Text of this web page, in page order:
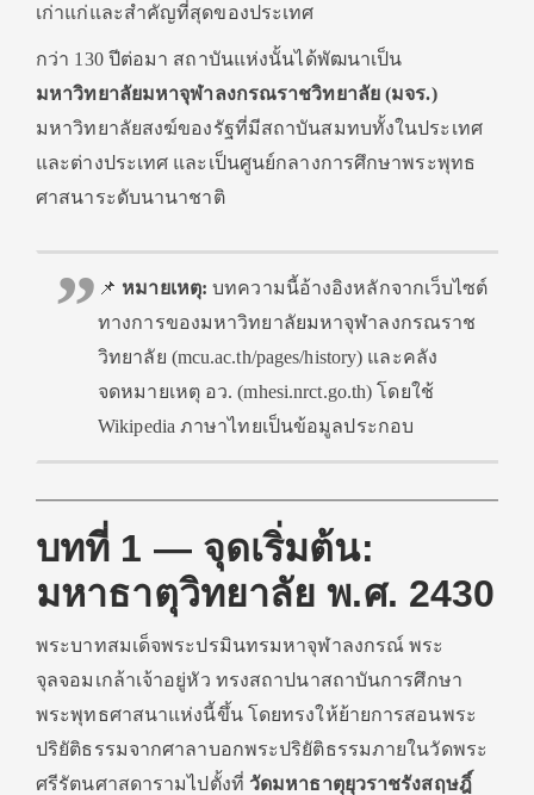
เก่าแก่และสำคัญที่สุดของประเทศ
กว่า 130 ปีต่อมา สถาบันแห่งนั้นได้พัฒนาเป็น
มหาวิทยาลัยมหาจุฬาลงกรณราชวิทยาลัย (มจร.)
มหาวิทยาลัยสงฆ์ของรัฐที่มีสถาบันสมทบทั้งในประเทศ
และต่างประเทศ และเป็นศูนย์กลางการศึกษาพระพุทธ
ศาสนาระดับนานาชาติ
📌 หมายเหตุ: บทความนี้อ้างอิงหลักจากเว็บไซต์
ทางการของมหาวิทยาลัยมหาจุฬาลงกรณราช
วิทยาลัย (mcu.ac.th/pages/history) และคลัง
จดหมายเหตุ อว. (mhesi.nrct.go.th) โดยใช้
Wikipedia ภาษาไทยเป็นข้อมูลประกอบ
บทที่ 1 — จุดเริ่มต้น:
มหาธาตุวิทยาลัย พ.ศ. 2430
พระบาทสมเด็จพระปรมินทรมหาจุฬาลงกรณ์ พระ
จุลจอมเกล้าเจ้าอยู่หัว ทรงสถาปนาสถาบันการศึกษา
พระพุทธศาสนาแห่งนี้ขึ้น โดยทรงให้ย้ายการสอนพระ
ปริยัติธรรมจากศาลาบอกพระปริยัติธรรมภายในวัดพระ
ศรีรัตนศาสดารามไปตั้งที่ วัดมหาธาตุยุวราชรังสฤษฎิ์